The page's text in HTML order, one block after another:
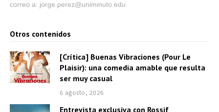
correo a: jorge.perez@uniminuto.edu
Otros contenidos
[Crítica] Buenas Vibraciones (Pour Le
Plaisir): una comedia amable que resulta
ser muy casual
6 agosto, 2026
Entrevista exclusiva con Rossif